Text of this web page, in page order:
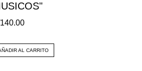
140.00
AL CARRITO